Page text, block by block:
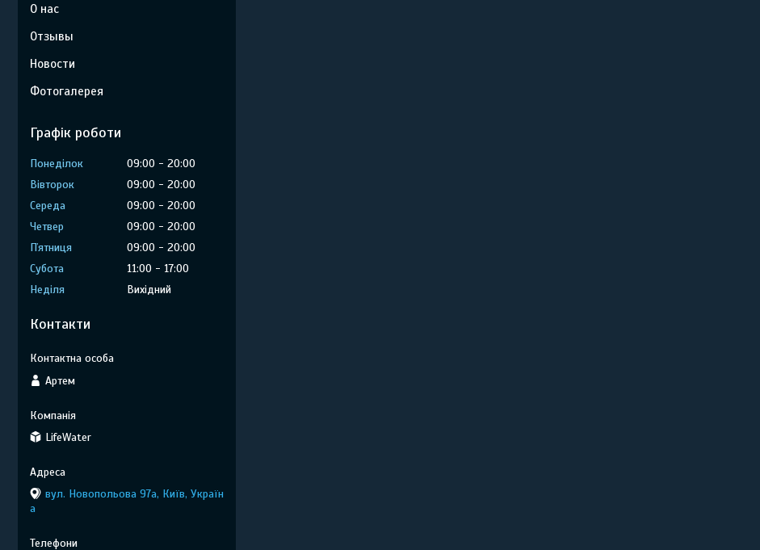
О нас
Отзывы
Новости
Фотогалерея
Графік роботи
Понеділок 09:00
20:00
Вівторок
09:00
20:00
Середа
09:00
20:00
Четвер
09:00
20:00
Пʼятниця
09:00
20:00
Субота
11:00
17:00
Неділя
Вихідний
Контакти
Артем
LifeWater
вул. Новопольова 97а, Київ, Україн
а